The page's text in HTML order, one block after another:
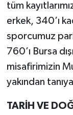
tüm
erkek, 340’ı
sporcumuz
760’ı Bursa
misafirimizin
yakından
TARİH VE